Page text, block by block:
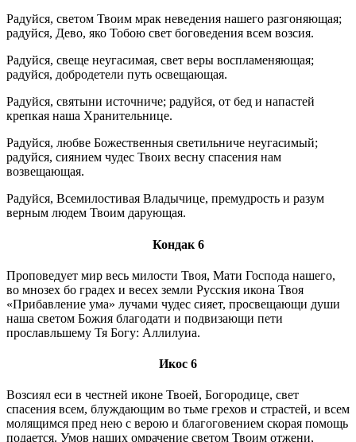
Радуйся, светом Твоим мрак неведения нашего разгоняющая;
радуйся, Дево, яко Тобою свет боговедения всем возсия.
Радуйся, свеще неугасимая, свет веры воспламеняющая;
радуйся, добродетели путь освещающая.
Радуйся, святыни источниче; радуйся, от бед и напастей
крепкая наша Хранительнице.
Радуйся, любве Божественныя светильниче неугасимый;
радуйся, сиянием чудес Твоих весну спасения нам
возвещающая.
Радуйся, Всемилостивая Владычице, премудрость и разум
верным людем Твоим дарующая.
Кондак 6
Проповедует мир весь милости Твоя, Мати Господа нашего,
во мнозех бо градех и весех земли Русския икона Твоя
«Прибавление ума» лучами чудес сияет, просвещающи души
наша светом Божия благодати и подвизающи пети
прославльшему Тя Богу: Аллилуиа.
Икос 6
Возсиял еси в честней иконе Твоей, Богородице, свет
спасения всем, блуждающим во тьме грехов и страстей, и всем
молящимся пред нею с верою и благоговением скорая помощь
подается. Умов наших омрачение светом Твоим отжени,